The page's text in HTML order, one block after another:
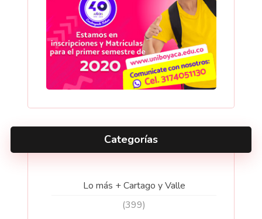
Categorías
Lo más + Cartago y Valle
(399)